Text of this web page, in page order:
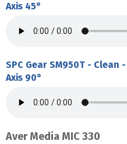
Axis 45°
SPC Gear SM950T -
Axis 90°
Aver Media MIC 330